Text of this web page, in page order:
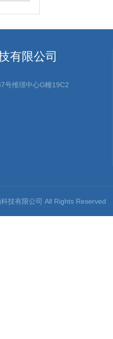
有限公司
号维璟中心G幢19C2
科技有限公司 All Rights